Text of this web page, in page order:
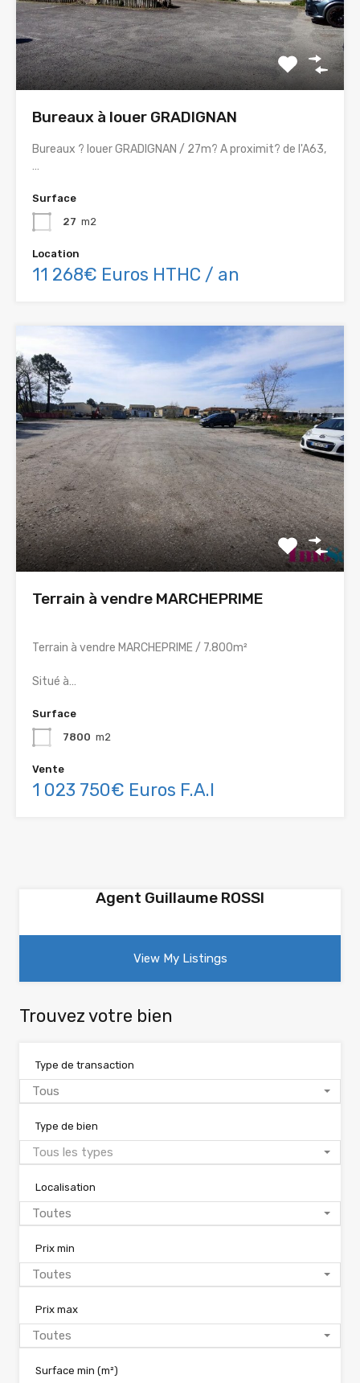
Bureaux à louer GRADIGNAN
Bureaux ? louer GRADIGNAN / 27m? A proximit? de l'A63,
…
Surface
27 m2
Location
11 268€ Euros HTHC / an
Terrain à vendre MARCHEPRIME
Terrain à vendre MARCHEPRIME / 7.800m²
Situé à…
Surface
7800 m2
Vente
1 023 750€ Euros F.A.I
Agent Guillaume ROSSI
View My Listings
Trouvez votre bien
Type de transaction
Tous
Type de bien
Tous les types
Localisation
Toutes
Prix min
Toutes
Prix max
Toutes
Surface min (m²)